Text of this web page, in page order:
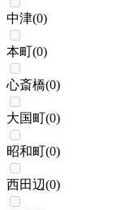
中津(0)
本町(0)
心斎橋(0)
大国町(0)
昭和町(0)
西田辺(0)